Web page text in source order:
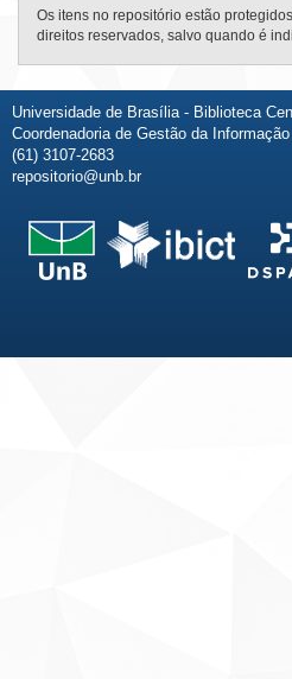
Os itens no repositório estão
direitos reservados, salvo quando é
Universidade de Brasília - Biblioteca
Coordenadoria de Gestão da
(61) 3107-2683
repositorio@unb.br